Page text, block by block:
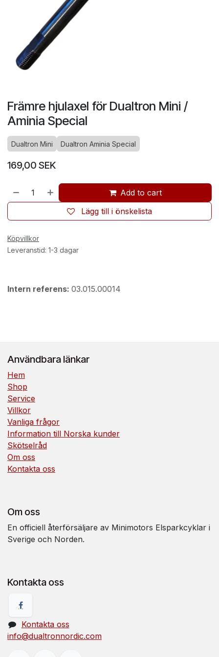
Främre hjulaxel för Dualtron Mini /
Aminia Special
Dualtron Mini Dualtron Aminia Special
169,00 SEK
Add to cart
Lägg till i önskelista
Köpvillkor
Leveranstid: 1-3 dagar
Intern referens: 03.015.00014
Användbara länkar
Hem
Shop
Service
Villkor
Vanliga frågor
Information till Norska kunder
Skötselråd
Om oss
Kontakta oss
Om oss
En officiell återförsäljare av Minimotors Elsparkcyklar i
Sverige och Norden.
Kontakta oss
Kontakta oss
info@dualtronnordic.com